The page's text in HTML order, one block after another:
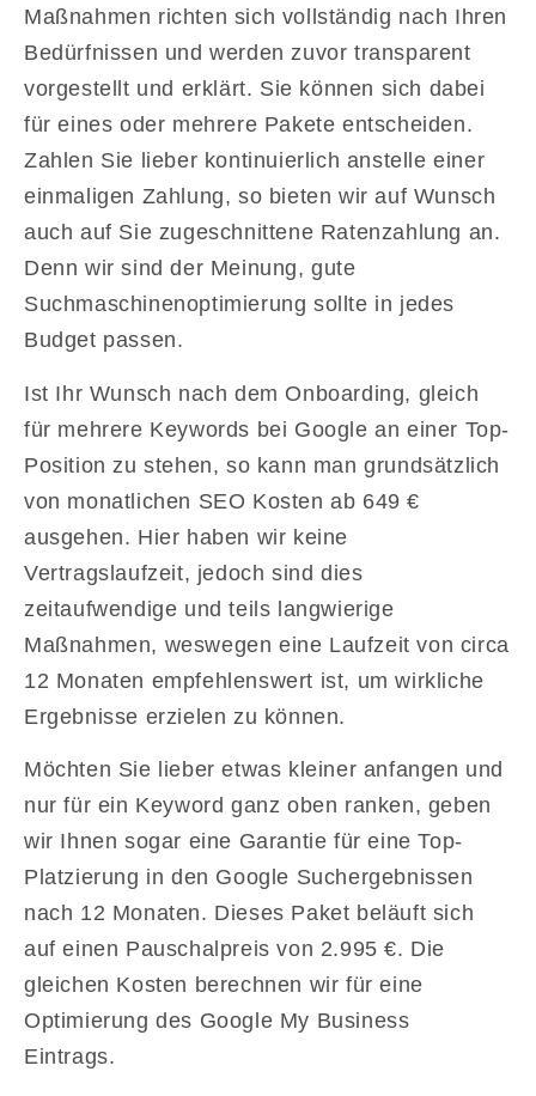
Maßnahmen richten sich vollständig nach Ihren
Bedürfnissen und werden zuvor transparent
vorgestellt und erklärt. Sie können sich dabei
für eines oder mehrere Pakete entscheiden.
Zahlen Sie lieber kontinuierlich anstelle einer
einmaligen Zahlung, so bieten wir auf Wunsch
auch auf Sie zugeschnittene Ratenzahlung an.
Denn wir sind der Meinung, gute
Suchmaschinenoptimierung sollte in jedes
Budget passen.
Ist Ihr Wunsch nach dem Onboarding, gleich
für mehrere Keywords bei Google an einer Top-
Position zu stehen, so kann man grundsätzlich
von monatlichen SEO Kosten ab 649 €
ausgehen. Hier haben wir keine
Vertragslaufzeit, jedoch sind dies
zeitaufwendige und teils langwierige
Maßnahmen, weswegen eine Laufzeit von circa
12 Monaten empfehlenswert ist, um wirkliche
Ergebnisse erzielen zu können.
Möchten Sie lieber etwas kleiner anfangen und
nur für ein Keyword ganz oben ranken, geben
wir Ihnen sogar eine Garantie für eine Top-
Platzierung in den Google Suchergebnissen
nach 12 Monaten. Dieses Paket beläuft sich
auf einen Pauschalpreis von 2.995 €. Die
gleichen Kosten berechnen wir für eine
Optimierung des Google My Business
Eintrags.